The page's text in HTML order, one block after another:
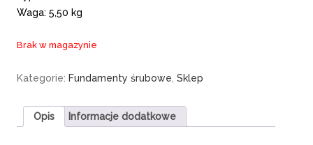
Waga: 5,50 kg
Brak w magazynie
Kategorie: Fundamenty śrubowe Sklep
Opis Informacje dodatkowe